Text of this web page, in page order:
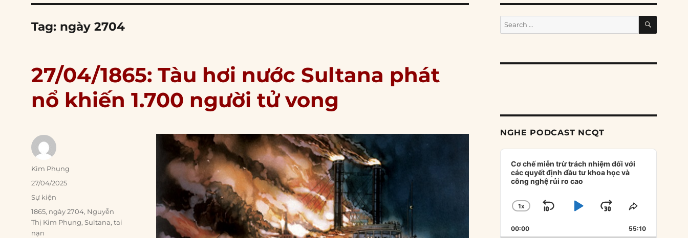
Tag: ngày 2704
27/04/1865: Tàu hơi nước Sultana phát
nổ khiến 1.700 người tử vong
Author
Kim Phụng
Posted
27/04/2025
Categories
Sự kiện
Tags
1865, ngày 2704, Nguyễn
Thị Kim Phụng,Sultana,tai
nạn
Search
for:
SEARCH
NGHE PODCAST NCQT
Audio
Player
Cơ chế miễn trừ trách nhiệm đối với
các quyết định đầu tư khoa học và
công nghệ rủi ro cao
CHANGE
RATE
1X
SKIP
BACKWARD
PLAYJUMP
FORWARD
SHARE
EPISODE
00:00 55:10